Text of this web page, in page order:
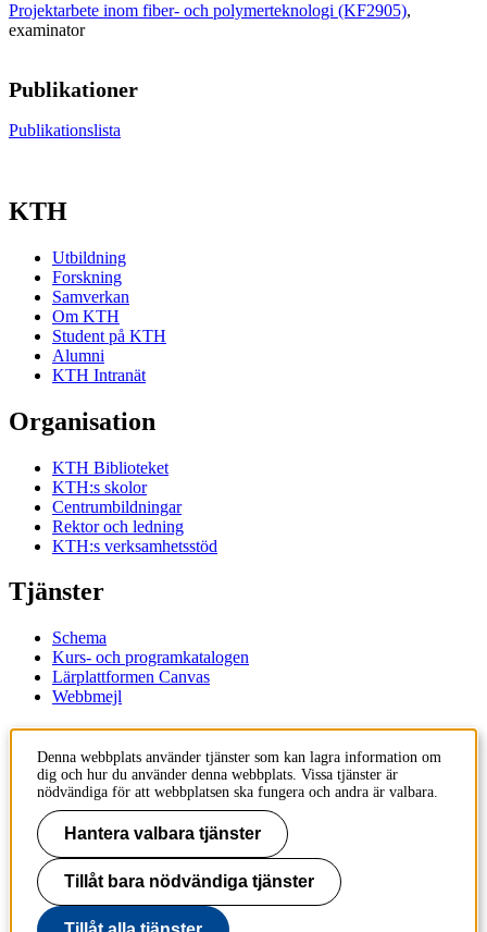
Projektarbete inom fiber- och polymerteknologi (KF2905),
examinator
Publikationer
Publikationslista
KTH
Utbildning
Forskning
Samverkan
Om KTH
Student på KTH
Alumni
KTH Intranät
Organisation
KTH Biblioteket
KTH:s skolor
Centrumbildningar
Rektor och ledning
KTH:s verksamhetsstöd
Tjänster
Schema
Kurs- och programkatalogen
Lärplattformen Canvas
Webbmejl
KTH
100 44 Stockholm
+46 8 790 60 00
Kontakta KTH
Jobba på KTH
Press och media
Faktura och betalning KTH
Denna webbplats använder tjänster som kan lagra information om
dig och hur du använder denna webbplats. Vissa tjänster är
nödvändiga för att webbplatsen ska fungera och andra är valbara.
Hantera valbara tjänster
Tillåt bara nödvändiga tjänster